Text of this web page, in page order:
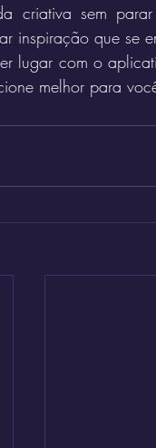
criativa sem
inspiração que se
lugar com o
melhor para